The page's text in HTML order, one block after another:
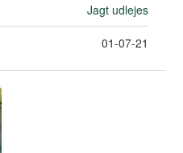
Jagt udlejes
01-07-21